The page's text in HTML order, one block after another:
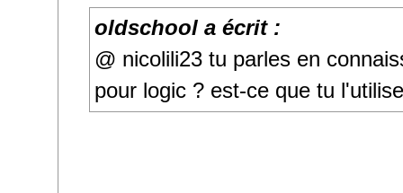
oldschool a écrit :
@ nicolili23 tu parles en
pour logic ? est-ce que tu